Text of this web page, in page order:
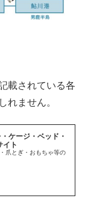
載されている各
れません。
ケージ・ベッド・
イト
爪とぎ・おもちゃ等の